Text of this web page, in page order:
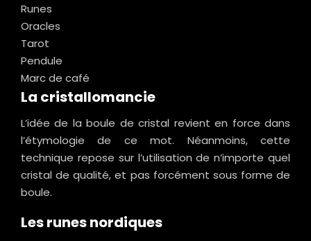
Runes
Oracles
Tarot
Pendule
Marc de café
La cristallomancie
L’idée de la boule de cristal revient en force dans
l’étymologie de ce mot. Néanmoins, cette
technique repose sur l’utilisation de n’importe quel
cristal de qualité, et pas forcément sous forme de
boule.
Les runes nordiques